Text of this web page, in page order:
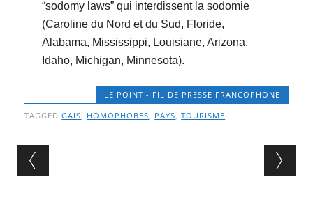
“sodomy laws” qui interdissent la sodomie
(Caroline du Nord et du Sud, Floride,
Alabama, Mississippi, Louisiane, Arizona,
Idaho, Michigan, Minnesota).
LE POINT - FIL DE PRESSE FRANCOPHONE
TAGGEDGAIS, HOMOPHOBES, PAYS,TOURISME
Post navigation